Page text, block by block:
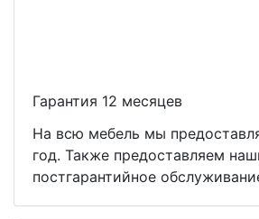
Гарантия 12 месяцев
На всю мебель мы
год. Также предоставляем
постгарантийное